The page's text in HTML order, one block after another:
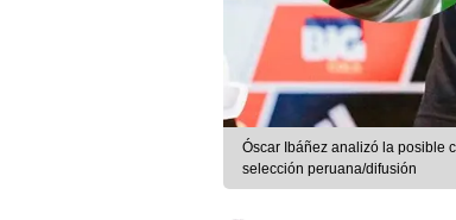
Óscar Ibáñez analizó la posible
selección peruana/difusión